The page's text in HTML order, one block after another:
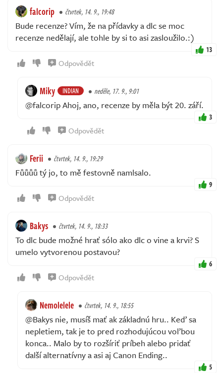
falcorip čtvrtek, 14. 9., 19:48
Bude recenze? Vím, že na přídavky a dlc se moc
recenze nedělají, ale tohle by si to asi zasloužilo.:)
13
Odpovědět
Miky INDIAN neděle, 17. 9., 9:01
@falcorip Ahoj, ano, recenze by měla být 20. září.
3
Odpovědět
Ferii čtvrtek, 14. 9., 19:29
Fůůůů tý jo, to mě festovně namlsalo.
9
Odpovědět
Bakys čtvrtek, 14. 9., 18:33
To dlc bude možné hrať sólo ako dlc o vine a krvi? S
umelo vytvorenou postavou?
6
Odpovědět
Nemolelele čtvrtek, 14. 9., 18:55
@Bakys nie, musíš mať ak základnú hru.. Keď sa
nepletiem, tak je to pred rozhodujúcou voľbou
konca.. Malo by to rozšíriť príbeh alebo pridať
další alternatívny a asi aj Canon Ending..
5